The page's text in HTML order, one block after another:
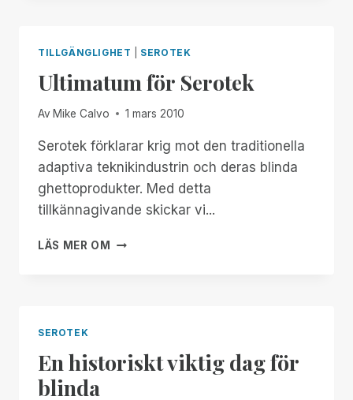
TILLGÄNGLIGHET SEROTEK
Ultimatum för Serotek
Av Mike Calvo 1 mars 2010
Serotek förklarar krig mot den traditionella
adaptiva teknikindustrin och deras blinda
ghettoprodukter. Med detta
tillkännagivande skickar vi...
LÄS MER OM
ULTIMATUM
SEROTEK
En historiskt viktig dag för
blinda